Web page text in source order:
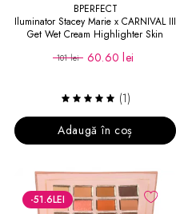
BPERFECT
Iluminator Stacey Marie x CARNIVAL III
Get Wet Cream Highlighter Skin
101 lei 60.60 lei
(1)
Adaugă în coș
-51.6LEI